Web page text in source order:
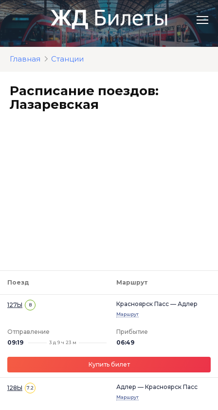
Перейти
к
контенту
Главная Станции
Расписание поездов:
Лазаревская
Поезд Маршрут
127Ы 8 Красноярск Пасс — Адлер
Маршрут
Отправление
09:19
3 д 9 ч 23 м
Прибытие
06:49
Купить билет
128Ы 7.2 Адлер — Красноярск Пасс
Маршрут